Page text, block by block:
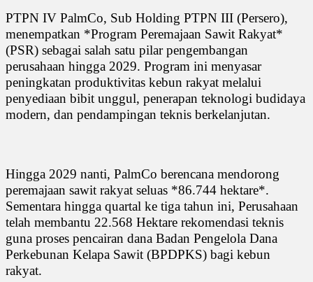
PTPN IV PalmCo, Sub Holding PTPN III (Persero),
menempatkan *Program Peremajaan Sawit Rakyat*
(PSR) sebagai salah satu pilar pengembangan
perusahaan hingga 2029. Program ini menyasar
peningkatan produktivitas kebun rakyat melalui
penyediaan bibit unggul, penerapan teknologi budidaya
modern, dan pendampingan teknis berkelanjutan.
Hingga 2029 nanti, PalmCo berencana mendorong
peremajaan sawit rakyat seluas *86.744 hektare*.
Sementara hingga quartal ke tiga tahun ini, Perusahaan
telah membantu 22.568 Hektare rekomendasi teknis
guna proses pencairan dana Badan Pengelola Dana
Perkebunan Kelapa Sawit (BPDPKS) bagi kebun
rakyat.